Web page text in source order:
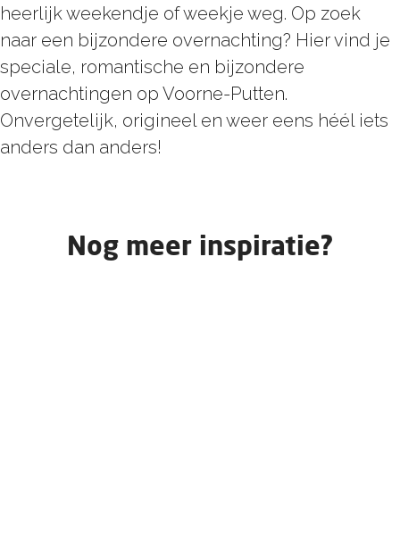
heerlijk weekendje of weekje weg. Op zoek
naar een bijzondere overnachting? Hier vind je
speciale, romantische en bijzondere
overnachtingen op Voorne-Putten.
Onvergetelijk, origineel en weer eens héél iets
anders dan anders!
Nog meer inspiratie?